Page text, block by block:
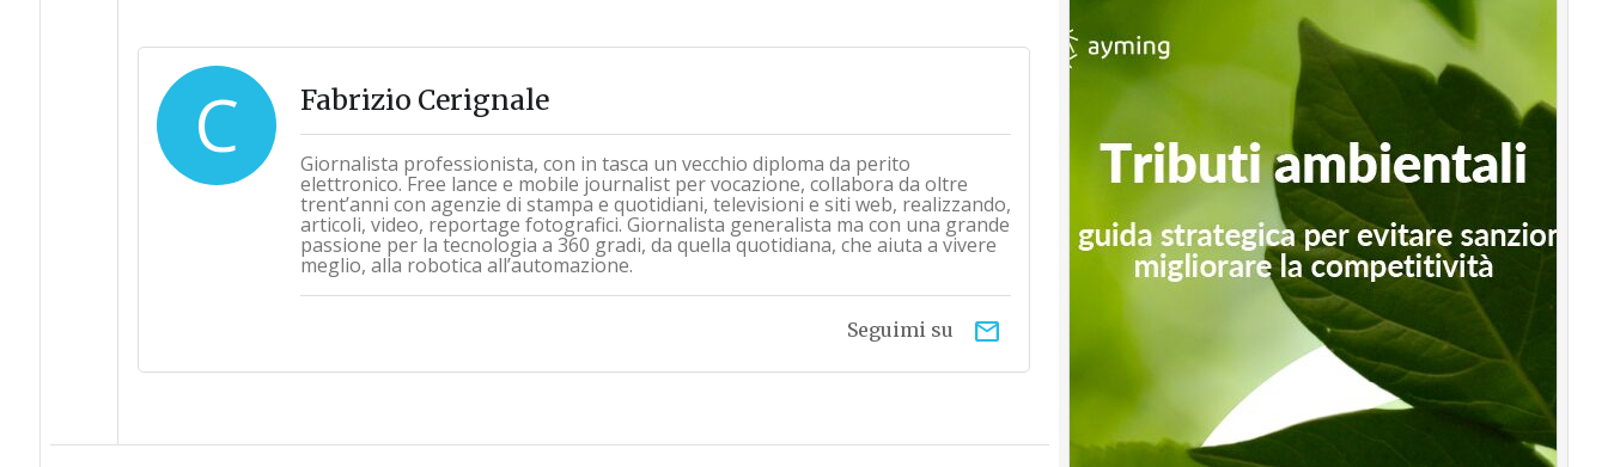
C Fabrizio Cerignale
Giornalista professionista, con in tasca un vecchio diploma da perito
elettronico. Free lance e mobile journalist per vocazione, collabora da oltre
trent’anni con agenzie di stampa e quotidiani, televisioni e siti web, realizzando,
articoli, video, reportage fotografici. Giornalista generalista ma con una grande
passione per la tecnologia a 360 gradi, da quella quotidiana, che aiuta a vivere
meglio, alla robotica all’automazione.
email
Seguimi su